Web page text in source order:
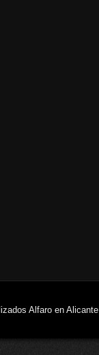
Alfaro en Alicante